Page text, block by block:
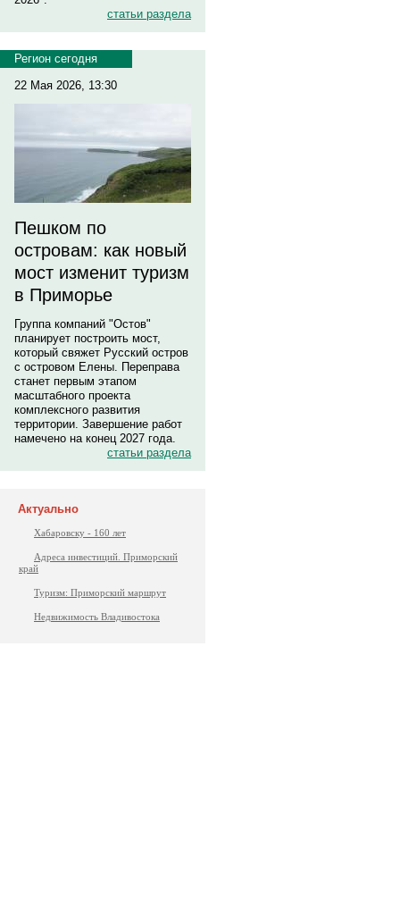
статьи раздела
Регион сегодня
22 Мая 2026, 13:30
Пешком по
островам: как новый
мост изменит туризм
в Приморье
Группа компаний "Остов"
планирует построить мост,
который свяжет Русский остров
с островом Елены. Переправа
станет первым этапом
масштабного проекта
комплексного развития
территории. Завершение работ
намечено на конец 2027 года.
статьи раздела
Актуально
Хабаровску - 160 лет
Адреса инвестиций. Приморский
край
Туризм: Приморский маршрут
Недвижимость Владивостока